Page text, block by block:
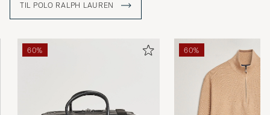
TIL POLO RALPH LAUREN
60% 60%